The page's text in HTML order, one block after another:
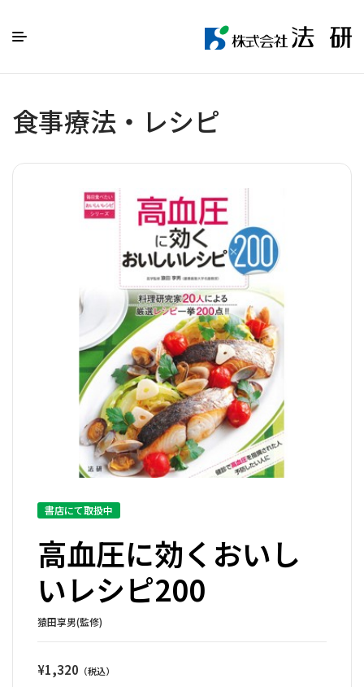
食事療法・レシピ
書店にて取扱中
高血圧に効くおいし
いレシピ200
猿田享男(監修)
¥1,320